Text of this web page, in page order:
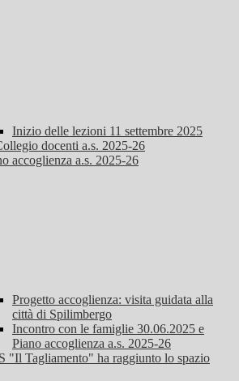
Inizio delle lezioni 11 settembre 2025
docenti a.s. 2025-26
accoglienza a.s. 2025-26
Progetto accoglienza: visita guidata alla
città di Spilimbergo
Incontro con le famiglie 30.06.2025 e
Piano accoglienza a.s. 2025-26
"Il Tagliamento" ha raggiunto lo spazio